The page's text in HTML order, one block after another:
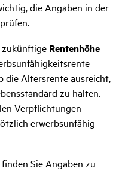
die Angaben in der
zukünftige Rentenhöhe
die Altersrente ausreicht,
zu halten.
Verpflichtungen
erwerbsunfähig
Sie Angaben zu